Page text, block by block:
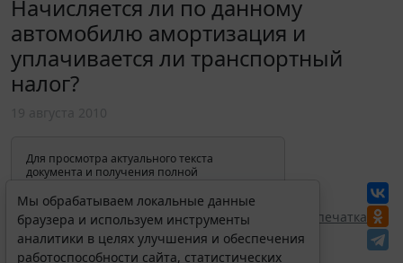
Начисляется ли по данному
автомобилю амортизация и
уплачивается ли транспортный
налог?
Для просмотра актуального текста
документа и получения полной
изменениях и порядке применения
документа, воспользуйтесь поиском в
Интернет-версии системы ГАРАНТ:
Перепечатка
Мы обрабатываем локальные данные
браузера и используем инструменты
аналитики в целях улучшения и обеспечения
работоспособности сайта, статистических